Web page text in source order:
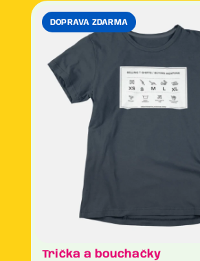
DOPRAVA ZDARMA
Trička a bouchačky